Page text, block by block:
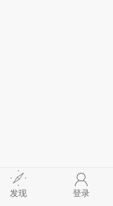
发现 登录